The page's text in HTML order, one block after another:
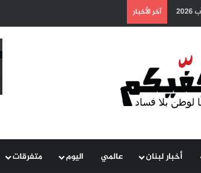
آخر الأخبار
أخبار لبنان عالمي اليوم متفرقات